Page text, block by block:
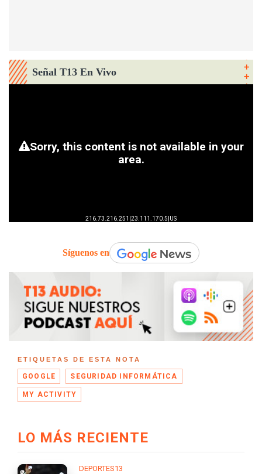
Señal T13 En Vivo
Síguenos en
ETIQUETAS DE ESTA NOTA
GOOGLE SEGURIDAD INFORMÁTICA
MY ACTIVITY
LO MÁS RECIENTE
DEPORTES13